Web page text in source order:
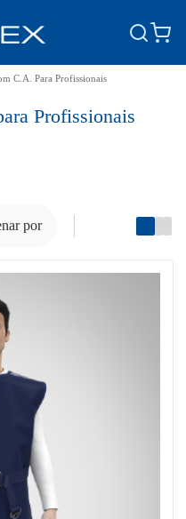
C.A. Para Profissionais
Profissionais
por